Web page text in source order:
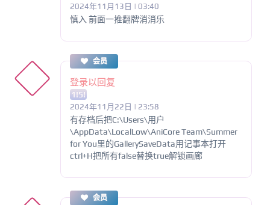
2024年11月13日 | 03:40
慎入 前面一推翻牌消消乐
会员
登录以回复
1!5!
2024年11月22日 | 23:58
有存档后把C:\Users\用户
\AppData\LocalLow\AniCore Team\Summer
for You里的GallerySaveData用记事本打开
ctrl+H把所有false替换true解锁画廊
会员